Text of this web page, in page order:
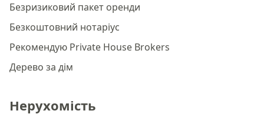
Безризиковий пакет оренди
Безкоштовний нотаріус
Рекомендую Private House Brokers
Дерево за дім
Нерухомість